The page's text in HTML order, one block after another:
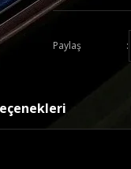
Paylaş